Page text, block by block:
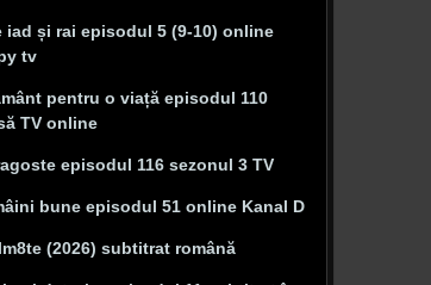
iad și rai episodul 5 (9-10) online
tv
pentru o viață episodul 110
TV online
episodul 116 sezonul 3 TV
bune episodul 51 online Kanal D
(2026) subtitrat română